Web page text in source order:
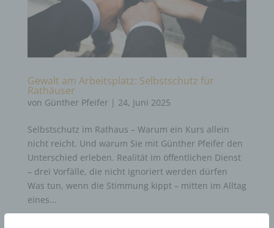
Gewalt am Arbeitsplatz: Selbstschutz für
Rathäuser
von Günther Pfeifer| 24, Juni 2025
Selbstschutz im Rathaus – Warum ein Kurs allein
nicht reicht. Und warum Sie mit Günther Pfeifer den
Unterschied erleben. Realität im öffentlichen Dienst
– drei Vorfälle, die nicht ignoriert werden dürfen
Was tun, wenn die Stimmung kippt – mitten im Alltag
eines...